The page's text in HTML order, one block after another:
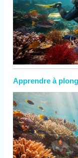
Apprendre à